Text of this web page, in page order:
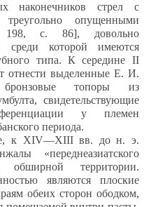
наконечников стрел с
опущенными
с. 86], довольно
среди которой имеются
типа. К середине II
отнести выделенные Е. И.
топоры из
свидетельствующие
у племен
периода.
к XIV—XIII вв. до н. э.
«переднеазиатского
территории.
являются плоские
обеих сторон ободком,